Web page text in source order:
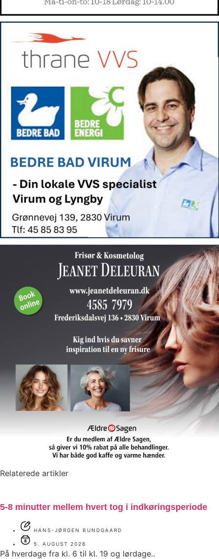
Relaterede artikler
5-8 minutter mellem hvert tog i indkøringsperiode
HANS-JØRGEN BUNDGAARD
5. AUGUST 2026
På hverdage fra kl. 6 til kl. 19 og lørdage..